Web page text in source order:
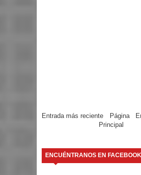
Entrada más reciente
Página
Principal
ENCUÉNTRANOS EN FACEBOOK